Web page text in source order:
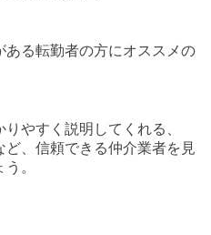
ある転勤者の方にオススメの
やすく説明してくれる、
、信頼できる仲介業者を見
。